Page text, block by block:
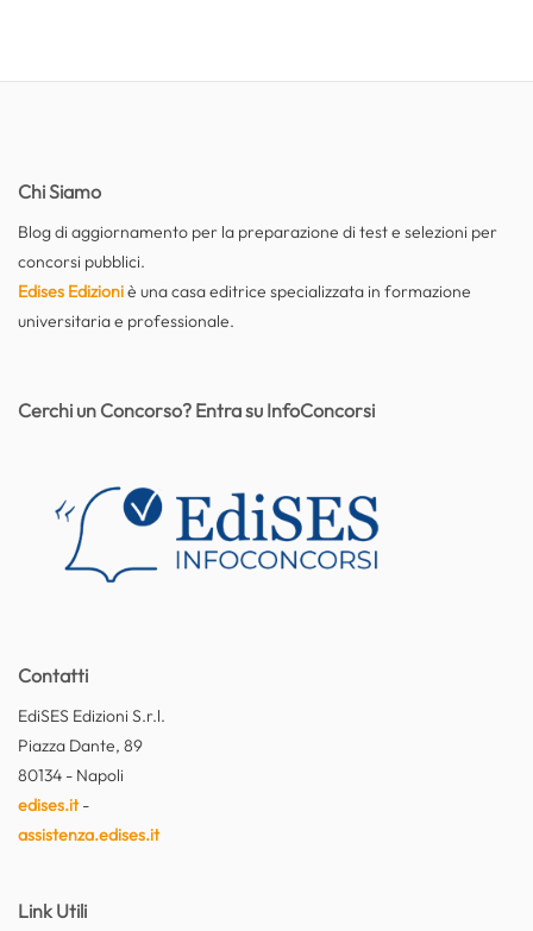
Chi Siamo
Blog di aggiornamento per la preparazione di test e selezioni per
concorsi pubblici.
Edises Edizioniè una casa editrice specializzata in formazione
universitaria e professionale.
Contatti
EdiSES Edizioni S.r.l.
Piazza Dante, 89
80134 - Napoli
edises.it-
assistenza.edises.it
Link Utili
Cerchi un Concorso? Entra su InfoConcorsi